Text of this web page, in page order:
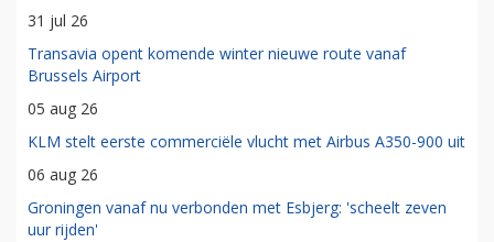
31 jul 26
Transavia opent komende winter nieuwe route vanaf
Brussels Airport
05 aug 26
KLM stelt eerste commerciële vlucht met Airbus A350-900 uit
06 aug 26
Groningen vanaf nu verbonden met Esbjerg: 'scheelt zeven
uur rijden'